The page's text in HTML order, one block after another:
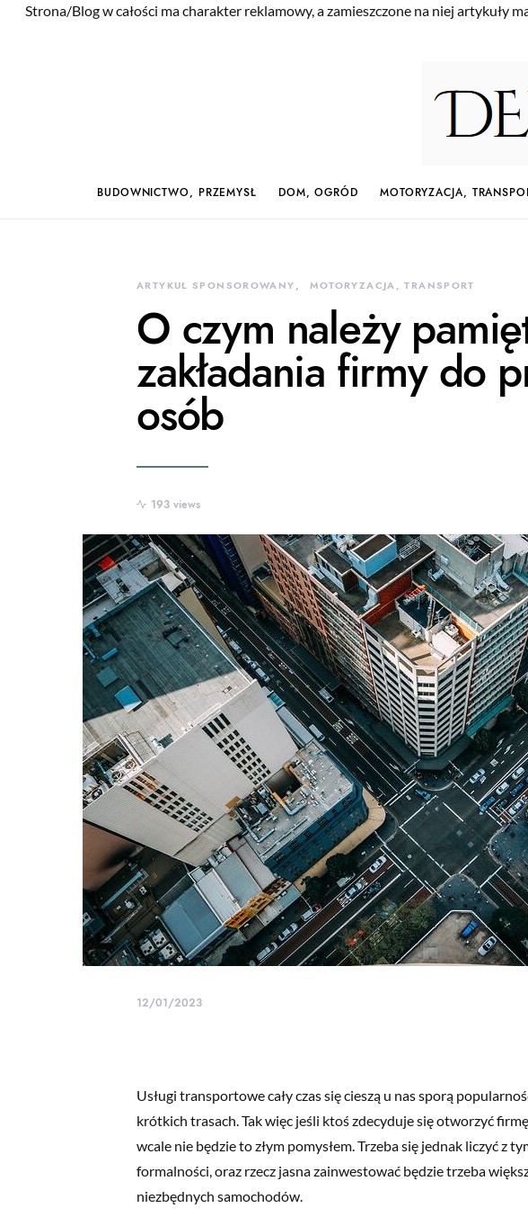
Strona/Blog w całości ma charakter reklamowy, a zamieszczone na niej
BUDOWNICTWO, PRZEMYSŁ DOM, OGRÓD MOTORYZACJA,
ARTYKUŁ SPONSOROWANY MOTORYZACJA, TRANSPORT
O czym należy
zakładania firmy do
osób
193 views
12/01/2023
Usługi transportowe cały czas się cieszą u nas sporą
krótkich trasach. Tak więc jeśli ktoś zdecyduje się otworzyć
wcale nie będzie to złym pomysłem. Trzeba się jednak liczyć z
formalności, oraz rzecz jasna zainwestować będzie trzeba
niezbędnych samochodów.